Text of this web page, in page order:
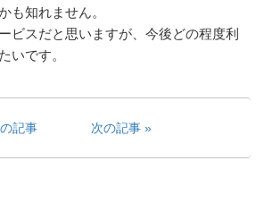
も知れません。
ビスだと思いますが、今後どの程度利
いです。
記事 次の記事